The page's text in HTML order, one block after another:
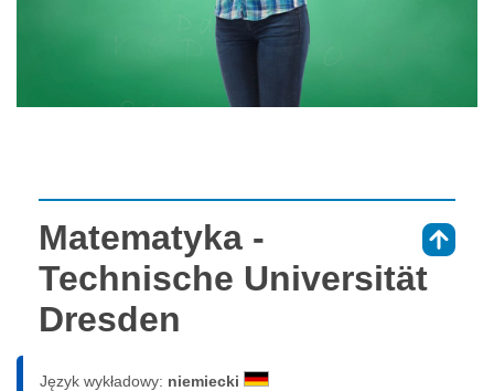
Matematyka -
Technische Universität
Dresden
Język wykładowy: niemiecki